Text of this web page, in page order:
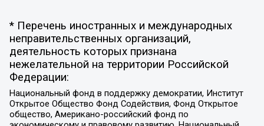
* Перечень иностранных и международных
неправительственных организаций,
деятельность которых признана
нежелательной на территории Российской
Федерации:
Национальный фонд в поддержку демократии, Институт
Открытое Общество Фонд Содействия, Фонд Открытое
общество, Американо-российский фонд по